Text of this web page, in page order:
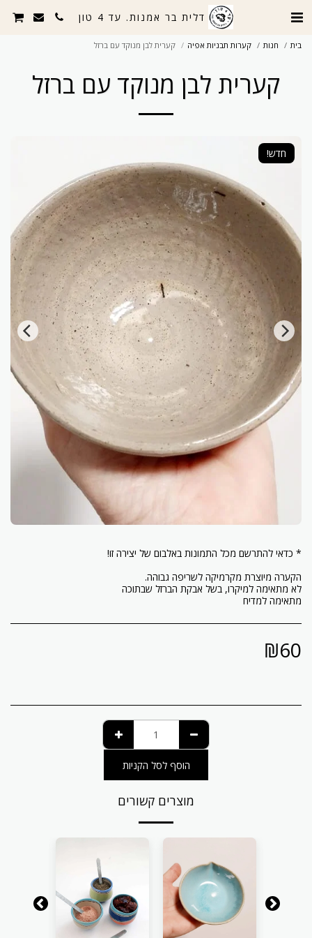
דלית בר אמנות. עד 4 טון
בית חנות קערות תבניות אפיה קערית לבן מנוקד עם ברזל
קערית לבן מנוקד עם ברזל
חדש!
מתאימה למדיח
₪60
הוסף לסל הקניות
מוצרים קשורים